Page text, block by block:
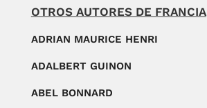
OTROS AUTORES DE FRANCIA
ADRIAN MAURICE HENRI
ADALBERT GUINON
ABEL BONNARD